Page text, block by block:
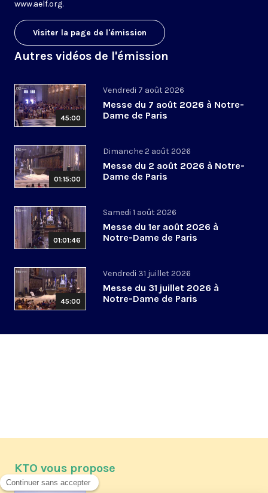
www.aelf.org.
Visiter la page de l'émission
Autres vidéos de l'émission
45:00
Vendredi 7 août 2026
Messe du 7 août 2026 à Notre-
Dame de Paris
01:15:00
Dimanche 2 août 2026
Messe du 2 août 2026 à Notre-
Dame de Paris
01:01:46
Samedi 1 août 2026
Messe du 1er août 2026 à
Notre-Dame de Paris
45:00
Vendredi 31 juillet 2026
Messe du 31 juillet 2026 à
Notre-Dame de Paris
KTO vous propose